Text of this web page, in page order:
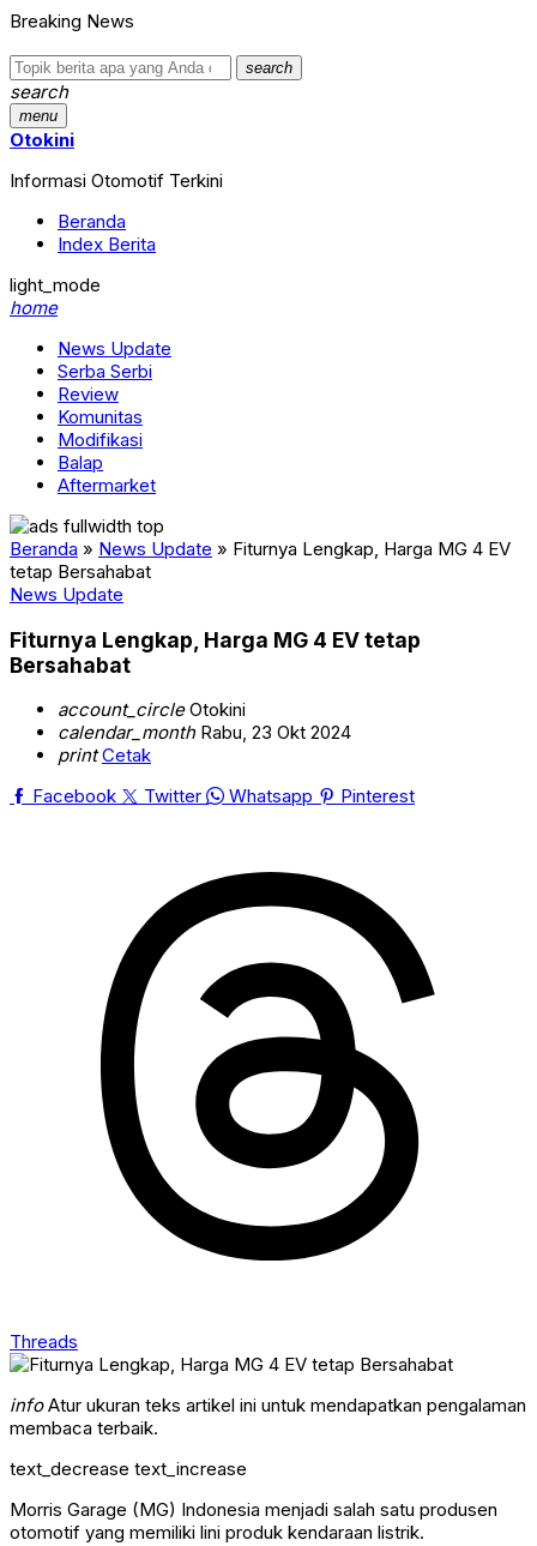
Breaking News
search
search
menu
Otokini
Informasi Otomotif Terkini
Beranda
Index Berita
light_mode
home
News Update
Serba Serbi
Review
Komunitas
Modifikasi
Balap
Aftermarket
Beranda » News Update » Fiturnya Lengkap, Harga MG 4 EV
tetap Bersahabat
News Update
Fiturnya Lengkap, Harga MG 4 EV tetap
Bersahabat
account_circleOtokini
calendar_monthRabu, 23 Okt 2024
print Cetak
Facebook
Twitter Whatsapp Pinterest
Threads
infoAtur ukuran teks artikel ini untuk mendapatkan pengalaman
membaca terbaik.
text_decrease text_increase
Morris Garage (MG) Indonesia menjadi salah satu produsen
otomotif yang memiliki lini produk kendaraan listrik.